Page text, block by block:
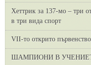
Хеттрик за 137-мо – три
в три вида спорт
VII-то открито
ШАМПИОНИ В